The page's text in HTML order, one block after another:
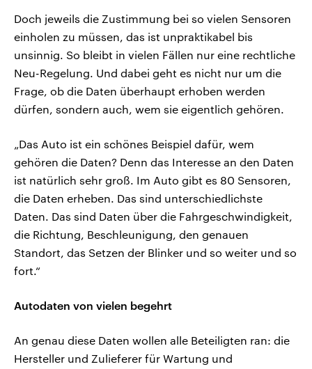
Doch jeweils die Zustimmung bei so vielen Sensoren
einholen zu müssen, das ist unpraktikabel bis
unsinnig. So bleibt in vielen Fällen nur eine rechtliche
Neu-Regelung. Und dabei geht es nicht nur um die
Frage, ob die Daten überhaupt erhoben werden
dürfen, sondern auch, wem sie eigentlich gehören.
„Das Auto ist ein schönes Beispiel dafür, wem
gehören die Daten? Denn das Interesse an den Daten
ist natürlich sehr groß. Im Auto gibt es 80 Sensoren,
die Daten erheben. Das sind unterschiedlichste
Daten. Das sind Daten über die Fahrgeschwindigkeit,
die Richtung, Beschleunigung, den genauen
Standort, das Setzen der Blinker und so weiter und so
fort.“
Autodaten von vielen begehrt
An genau diese Daten wollen alle Beteiligten ran: die
Hersteller und Zulieferer für Wartung und